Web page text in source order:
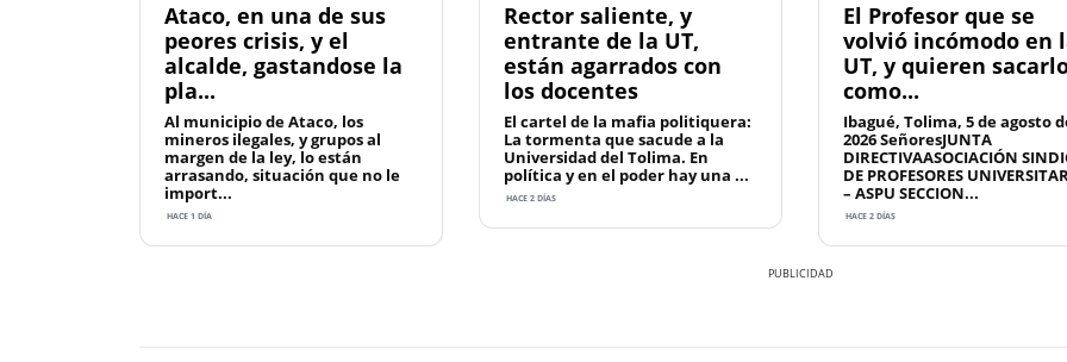
Ataco, en una de sus
peores crisis, y el
alcalde, gastandose la
pla...
Al municipio de Ataco, los
mineros ilegales, y grupos al
margen de la ley, lo están
arrasando, situación que no le
import...
HACE 1 DÍA
Rector saliente, y
entrante de la UT,
están agarrados con
los docentes
El cartel de la mafia politiquera:
La tormenta que sacude a la
Universidad del Tolima. En
política y en el poder hay una ...
HACE 2 DÍAS
El Profesor que se
volvió incómodo en
UT, y quieren
como...
Ibagué, Tolima, 5 de agosto
2026 SeñoresJUNTA
DIRECTIVAASOCIACIÓN
DE PROFESORES
– ASPU SECCION...
HACE 2 DÍAS